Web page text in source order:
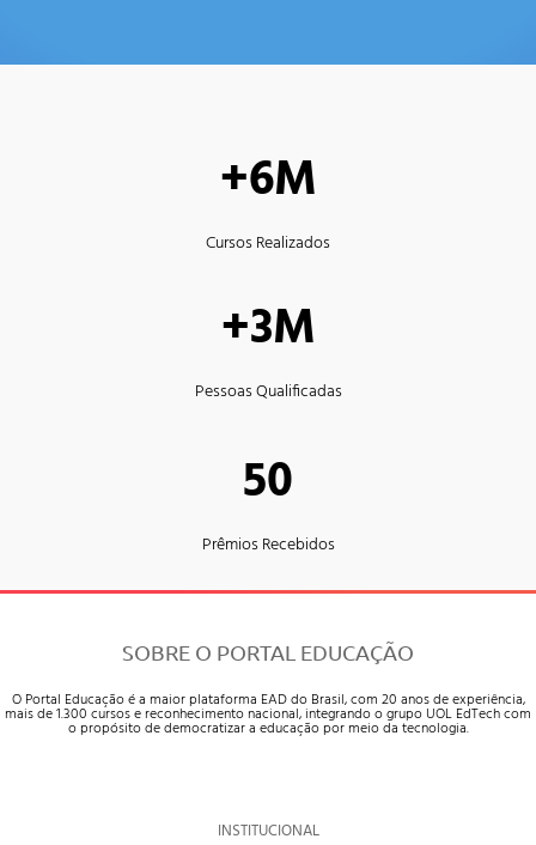
+6M
Cursos Realizados
+3M
Pessoas Qualificadas
50
Prêmios Recebidos
SOBRE O PORTAL EDUCAÇÃO
O Portal Educação é a maior plataforma EAD do Brasil, com 20 anos de experiência,
mais de 1.300 cursos e reconhecimento nacional, integrando o grupo UOL EdTech com
o propósito de democratizar a educação por meio da tecnologia.
INSTITUCIONAL